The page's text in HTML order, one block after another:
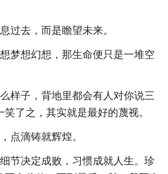
过去，而是瞻望未来。
梦想幻想，那生命便只是一堆空
样子，背地里都会有人对你说三
了之，其实就是最好的蔑视。
点滴铸就辉煌。
节决定成败，习惯成就人生。珍